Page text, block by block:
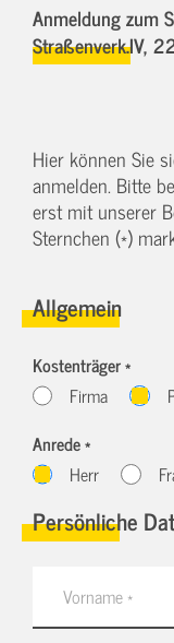
Anmeldung zum
Straßenverk.IV,
Hier können Sie
anmelden. Bitte
erst mit unserer
Sternchen (*)
Allgemein
Kostenträger *
Firma
Anrede *
Herr
Persönliche